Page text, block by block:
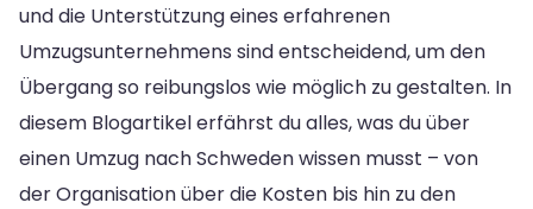
und die Unterstützung eines erfahrenen
Umzugsunternehmens sind entscheidend, um den
Übergang so reibungslos wie möglich zu gestalten. In
diesem Blogartikel erfährst du alles, was du über
einen Umzug nach Schweden wissen musst – von
der Organisation über die Kosten bis hin zu den